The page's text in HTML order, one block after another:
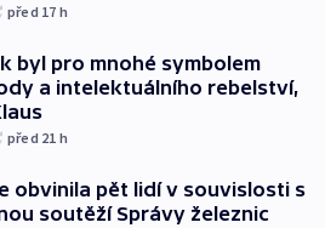
před 17 h
byl pro mnohé symbolem
a intelektuálního rebelství,
před 21 h
obvinila pět lidí v souvislosti s
soutěží Správy železnic